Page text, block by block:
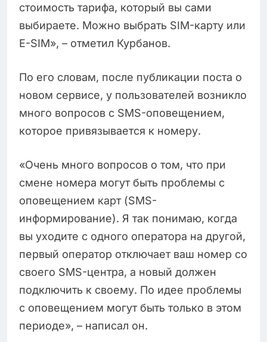
стоимость тарифа, который вы сами
выбираете. Можно выбрать SIM-карту или
E-SIM», – отметил Курбанов.
По его словам, после публикации поста о
новом сервисе, у пользователей возникло
много вопросов с SMS-оповещением,
которое привязывается к номеру.
«Очень много вопросов о том, что при
смене номера могут быть проблемы с
оповещением карт (SMS-
информирование). Я так понимаю, когда
вы уходите с одного оператора на другой,
первый оператор отключает ваш номер со
своего SMS-центра, а новый должен
подключить к своему. По идее проблемы
с оповещением могут быть только в этом
периоде», – написал он.